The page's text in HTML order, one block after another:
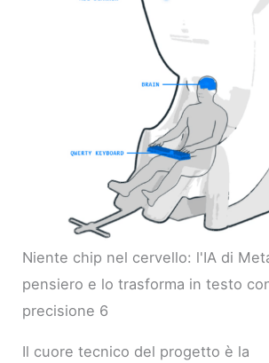
Niente chip nel cervello: l'IA di
pensiero e lo trasforma in testo
precisione 6
Il cuore tecnico del progetto è la